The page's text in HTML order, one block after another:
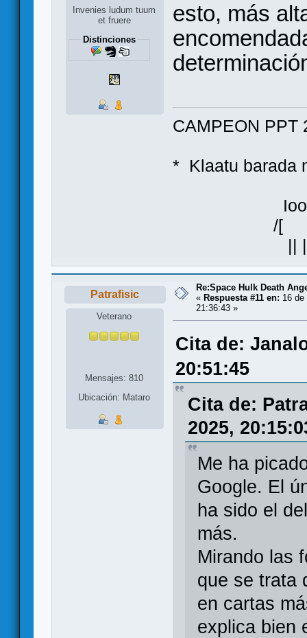
Invenies ludum tuum
et fruere
Distinciones
esto, más
CAMPEON PPT
* Klaatu
/[ ]\
Patrafisic
Veterano
Mensajes: 810
Ubicación: Mataro
Re:Space Hulk Death
« Respuesta #11 en: 16 de
21:36:43 »
Cita de:
20:51:45
Cita de:
2025,
Me ha
Google. El
ha sido el
más.
Mirando las
que se trata
en cartas
explica bien